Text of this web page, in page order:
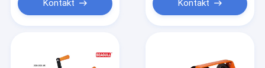
Kontakt Kontakt